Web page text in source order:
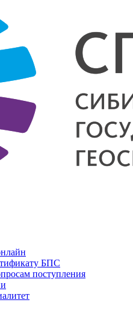
БПС
поступления